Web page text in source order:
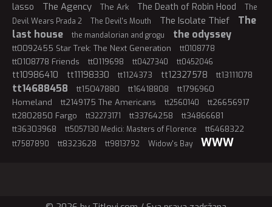
lasso
The Agency The Ark The Death of Robin Hood
The
Devil Wears Prada 2
The Devil's Mouth The Isolate Thief
The
last house
the mandalorian and grogu the odyssey
tt0092455 Star Trek: The Next Generation tt0108778
tt0108778 Friends tt0119698 tt0427340 tt0452046
tt10986410 tt11198330 tt1124373 tt12327578 tt13111078
tt14688458 tt15047880 tt16418808
tt1796960
Homeland
tt2149175 The Americans tt2560140
tt26656917
tt2802850 Fargo
tt32273171 tt33764258
tt34866681
tt36303968
tt5057130 Medici: Masters of Florence tt6468322
tt7587890 tt8323628 tt9813792 Widow's Bay WWW